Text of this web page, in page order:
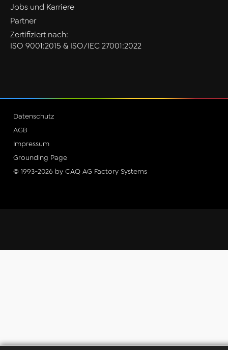
Jobs und Karriere
Partner
Zertifiziert nach:
ISO 9001:2015 & ISO/IEC 27001:2022
© 1993-2026 by CAQ AG Factory Systems
Grounding Page
Impressum
AGB
Datenschutz